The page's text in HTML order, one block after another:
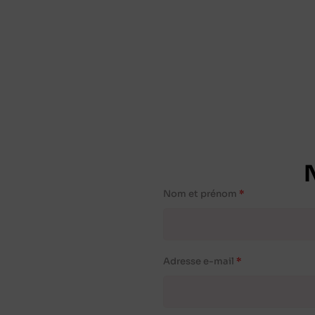
Nom et prénom
Adresse e-mail